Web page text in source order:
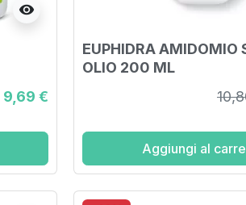
visibility
9,69 €
EUPHIDRA AMIDOMIO
OLIO 200 ML
Aggiungi al